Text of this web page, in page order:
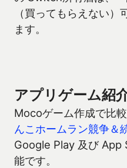
（買ってもらえない
ます。
アプリゲーム紹
Mocoゲーム作成で比
んこホームラン競争＆
Google Play 及び App
能です。